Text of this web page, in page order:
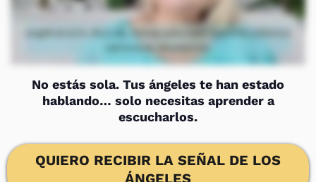
No estás sola. Tus ángeles te han estado
hablando… solo necesitas aprender a
escucharlos.
QUIERO RECIBIR LA SEÑAL DE LOS
ÁNGELES